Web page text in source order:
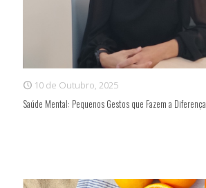
10 de Outubro, 2025
Saúde Mental: Pequenos Gestos que Fazem a Diferença